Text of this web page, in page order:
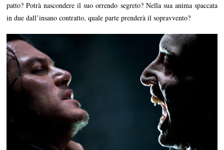
patto? Potrà nascondere il suo orrendo segreto? Nella sua anima spaccata
in due dall’insano contratto, quale parte prenderà il sopravvento?